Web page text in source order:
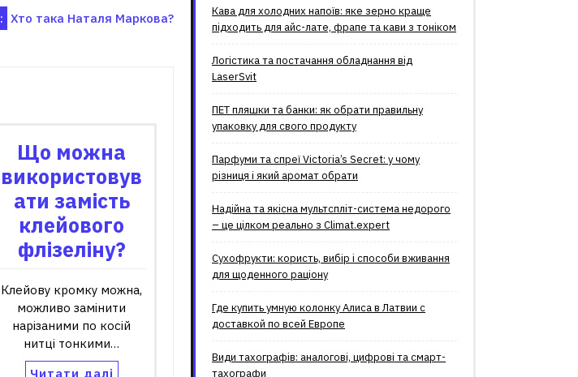
Хто така Наталя Маркова?
Що можна
використовув
ати замість
клейового
флізеліну?
Клейову кромку можна,
можливо замінити
нарізаними по косій
нитці тонкими…
Читати далі
Кава для холодних напоїв: яке зерно краще
підходить для айс-лате, фрапе та кави з тоніком
Логістика та постачання обладнання від
LaserSvit
ПЕТ пляшки та банки: як обрати правильну
упаковку для свого продукту
Парфуми та спреї Victoria’s Secret: у чому
різниця і який аромат обрати
Надійна та якісна мультспліт-система недорого
– це цілком реально з Climat.еxpert
Сухофрукти: користь, вибір і способи вживання
для щоденного раціону
Где купить умную колонку Алиса в Латвии с
доставкой по всей Европе
Види тахографів: аналогові, цифрові та смарт-
тахографи